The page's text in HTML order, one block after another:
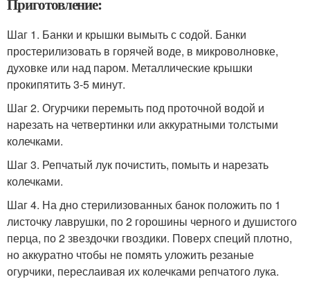
Приготовление:
Шаг 1. Банки и крышки вымыть с содой. Банки
простерилизовать в горячей воде, в микроволновке,
духовке или над паром. Металлические крышки
прокипятить 3-5 минут.
Шаг 2. Огурчики перемыть под проточной водой и
нарезать на четвертинки или аккуратными толстыми
колечками.
Шаг 3. Репчатый лук почистить, помыть и нарезать
колечками.
Шаг 4. На дно стерилизованных банок положить по 1
листочку лаврушки, по 2 горошины черного и душистого
перца, по 2 звездочки гвоздики. Поверх специй плотно,
но аккуратно чтобы не помять уложить резаные
огурчики, переслаивая их колечками репчатого лука.